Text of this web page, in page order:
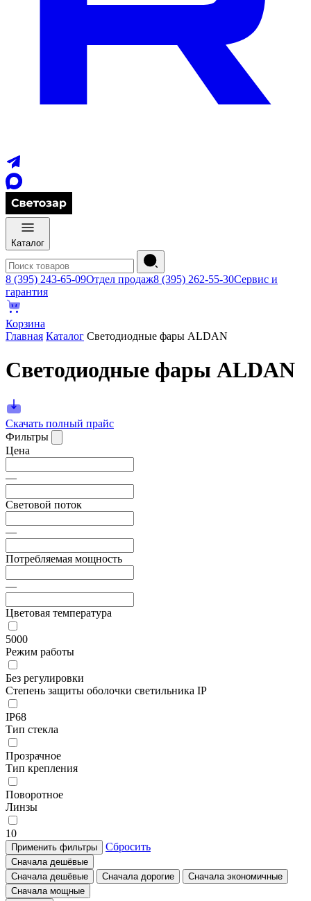
Каталог
8 (395) 243-65-09Отдел продаж8 (395) 262-55-30Сервис и
гарантия
Корзина
Главная Каталог Светодиодные фары ALDAN
Светодиодные фары ALDAN
Скачать полный прайс
Фильтры
Цена
—
Световой поток
—
Потребляемая мощность
—
Цветовая температура
5000
Режим работы
Без регулировки
Степень защиты оболочки светильника IP
IP68
Тип стекла
Прозрачное
Тип крепления
Поворотное
Линзы
10
Применить фильтры Сбросить
Сначала дешёвые
Сначала дешёвые
Сначала дорогие
Сначала экономичные
Сначала мощные